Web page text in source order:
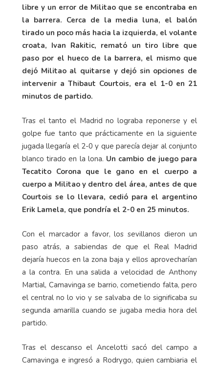
libre y un error de Militao que se encontraba en
la barrera. Cerca de la media luna, el balón
tirado un poco más hacia la izquierda, el volante
croata, Ivan Rakitic, remató un tiro libre que
paso por el hueco de la barrera, el mismo que
dejó Militao al quitarse y dejó sin opciones de
intervenir a Thibaut Courtois, era el 1-0 en 21
minutos de partido.
Tras el tanto el Madrid no lograba reponerse y el
golpe fue tanto que prácticamente en la siguiente
jugada llegaría el 2-0 y que parecía dejar al conjunto
blanco tirado en la lona. Un cambio de juego para
Tecatito Corona que le gano en el cuerpo a
cuerpo a Militao y dentro del área, antes de que
Courtois se lo llevara, cedió para el argentino
Erik Lamela, que pondría el 2-0 en 25 minutos.
Con el marcador a favor, los sevillanos dieron un
paso atrás, a sabiendas de que el Real Madrid
dejaría huecos en la zona baja y ellos aprovecharían
a la contra. En una salida a velocidad de Anthony
Martial, Camavinga se barrio, cometiendo falta, pero
el central no lo vio y se salvaba de lo significaba su
segunda amarilla cuando se jugaba media hora del
partido.
Tras el descanso el Ancelotti sacó del campo a
Camavinga e ingresó a Rodrygo, quien cambiaria el